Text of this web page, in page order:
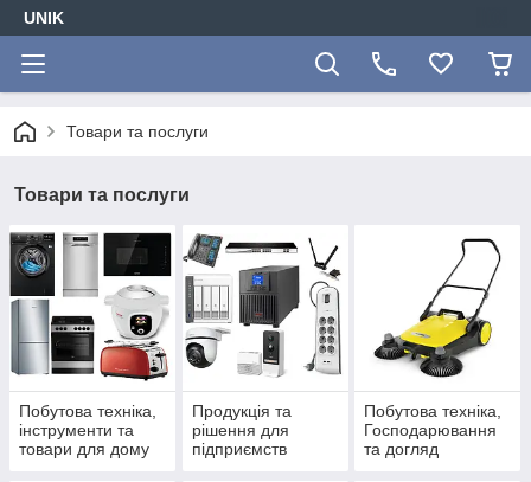
UNIK
Товари та послуги
Товари та послуги
Побутова техніка,
інструменти та
товари для дому
Продукція та
рішення для
підприємств
Побутова техніка,
Господарювання
та догляд